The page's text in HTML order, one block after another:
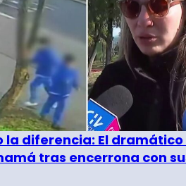
la diferencia: El
tras encerrona con